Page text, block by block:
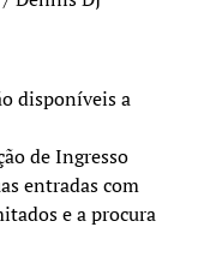
disponíveis a
de Ingresso
entradas com
e a procura